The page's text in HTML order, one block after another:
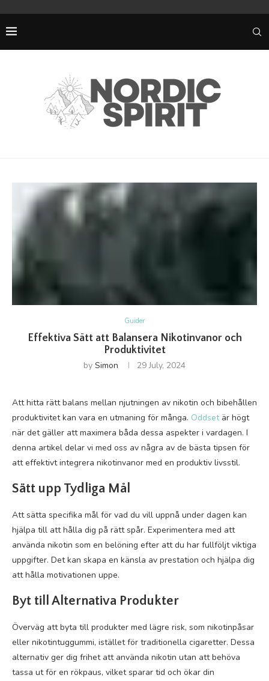
Guider
Effektiva Sätt att Balansera Nikotinvanor och
Produktivitet
by Simon 29 July, 2024
Att hitta rätt balans mellan njutningen av nikotin och bibehållen
produktivitet kan vara en utmaning för många. Oddsetär högt
när det gäller att maximera båda dessa aspekter i vardagen. I
denna artikel delar vi med oss av några av de bästa tipsen för
att effektivt integrera nikotinvanor med en produktiv livsstil.
Sätt upp Tydliga Mål
Att sätta specifika mål för vad du vill uppnå under dagen kan
hjälpa till att hålla dig på rätt spår. Experimentera med att
använda nikotin som en belöning efter att du har fullföljt viktiga
uppgifter. Det kan skapa en känsla av prestation och hjälpa dig
att hålla motivationen uppe.
Byt till Alternativa Produkter
Överväg att byta till produkter med lägre risk, som nikotinpåsar
eller nikotintuggummi, istället för traditionella cigaretter. Dessa
alternativ ger dig frihet att använda nikotin utan att behöva
tassa ut för en rökpaus, vilket sparar tid och ökar din